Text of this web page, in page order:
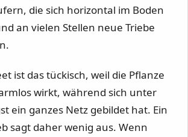
die sich horizontal im Boden
an vielen Stellen neue Triebe
ist das tückisch, weil die Pflanze
wirkt, während sich unter
ein ganzes Netz gebildet hat. Ein
sagt daher wenig aus. Wenn